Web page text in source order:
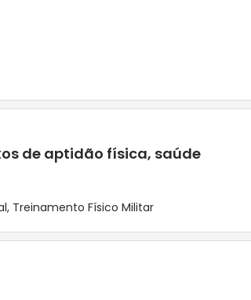
de aptidão física, saúde
, Treinamento Físico Militar